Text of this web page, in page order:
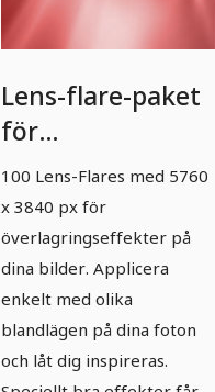
Lens-flare-paket
för
överläggseffekter
- 1
100 Lens-Flares med 5760
x 3840 px för
överlagringseffekter på
dina bilder. Applicera
enkelt med olika
blandlägen på dina foton
och låt dig inspireras.